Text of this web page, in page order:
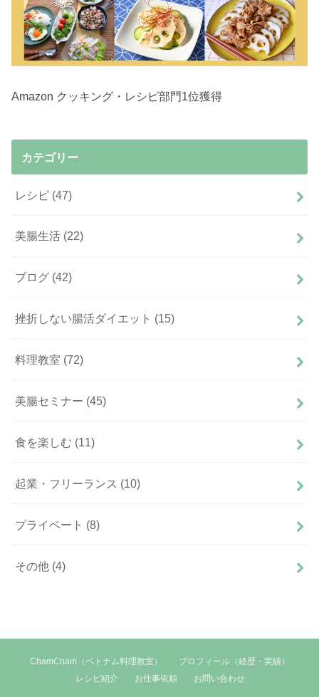
Amazon クッキング・レシピ部門1位獲得
カテゴリー
レシピ (47)
美腸生活 (22)
ブログ (42)
挫折しない腸活ダイエット (15)
料理教室 (72)
美腸セミナー (45)
食を楽しむ (11)
起業・フリーランス (10)
プライベート (8)
その他 (4)
ChamCham（ベトナム料理教室）
プロフィール（経歴・実績）
レシピ紹介
お仕事依頼 お問い合わせ